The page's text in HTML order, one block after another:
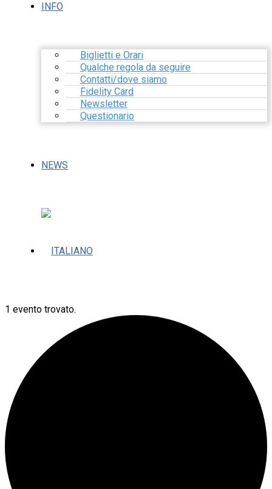
INFO
Biglietti e Orari
Qualche regola da seguire
Contatti/dove siamo
Fidelity Card
Newsletter
Questionario
NEWS
1 evento trovato.